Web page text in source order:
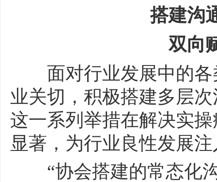
搭建沟通
双向赋
面对行业发展中的各
业关切，积极搭建多层
这一系列举措在解决实
显著，为行业良性发展
“协会搭建的常态化沟